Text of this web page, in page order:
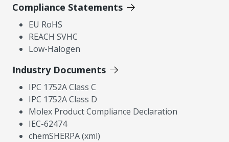
Compliance Statements
EU RoHS
REACH SVHC
Low-Halogen
Industry Documents
IPC 1752A Class C
IPC 1752A Class D
Molex Product Compliance Declaration
IEC-62474
chemSHERPA (xml)